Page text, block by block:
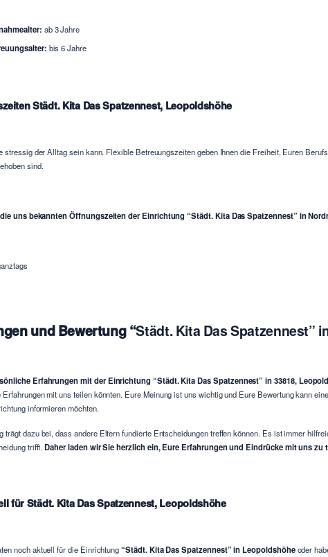
ab 3 Jahre
bis 6 Jahre
Städt. Kita Das Spatzennest, Leopoldshöhe
stressig der Alltag sein kann. Flexible Betreuungszeiten geben Ihnen die Freiheit, Euren
sind.
uns bekannten Öffnungszeiten der Einrichtung “Städt. Kita Das Spatzennest” in
und Bewertung “Städt. Kita Das Spatzennest”
Erfahrungen mit der Einrichtung “Städt. Kita Das Spatzennest” in 33818,
mit uns teilen könnten. Eure Meinung ist uns wichtig und Eure Bewertung kann eine
informieren möchten.
trägt dazu bei, dass andere Eltern fundierte Entscheidungen treffen können. Es ist immer
trifft.Daher laden wir Sie herzlich ein, Eure Erfahrungen und Eindrücke mit uns zu
für Städt. Kita Das Spatzennest, Leopoldshöhe
noch aktuell für die Einrichtung“Städt. Kita Das Spatzennest” in Leopoldshöheoder